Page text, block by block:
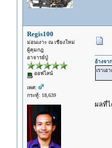
Regis100
ม่อนเงาะ ณ เชียงใหม่
ผู้คุมกฎ
อาจารย์ปู่
ออฟไลน์
เพศ:
กระทู้: 18,639
อ้างจา
เราเ
ผลที่ไ